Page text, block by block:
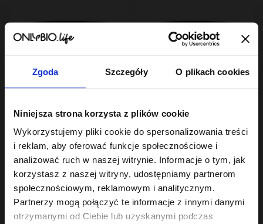
Zgoda Szczegóły O plikach cookies
Niniejsza strona korzysta z plików cookie
Wykorzystujemy pliki cookie do spersonalizowania treści
i reklam, aby oferować funkcje społecznościowe i
analizować ruch w naszej witrynie. Informacje o tym, jak
korzystasz z naszej witryny, udostępniamy partnerom
społecznościowym, reklamowym i analitycznym.
Partnerzy mogą połączyć te informacje z innymi danymi
otrzymanymi od Ciebie lub uzyskanymi podczas
Maska do laminacji
22,49 zł
Najniższa cena z 30 dni przed
Maska do włosów
400 ml
23,99 zł
Najniższa cena z 30 dni przed
obniżką: